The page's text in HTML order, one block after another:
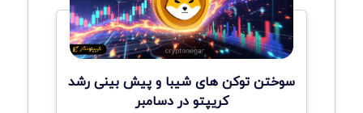
سوختن توکن های شیبا و پیش بینی رشد
کریپتو در دسامبر